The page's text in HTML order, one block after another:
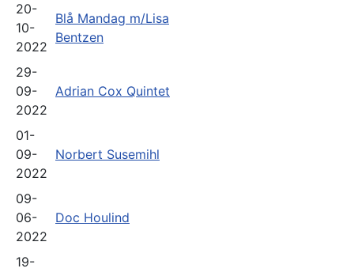
20-
10-
2022
Blå Mandag m/Lisa
Bentzen
29-
09-
2022
Adrian Cox Quintet
01-
09-
2022
Norbert Susemihl
09-
06-
2022
Doc Houlind
19-